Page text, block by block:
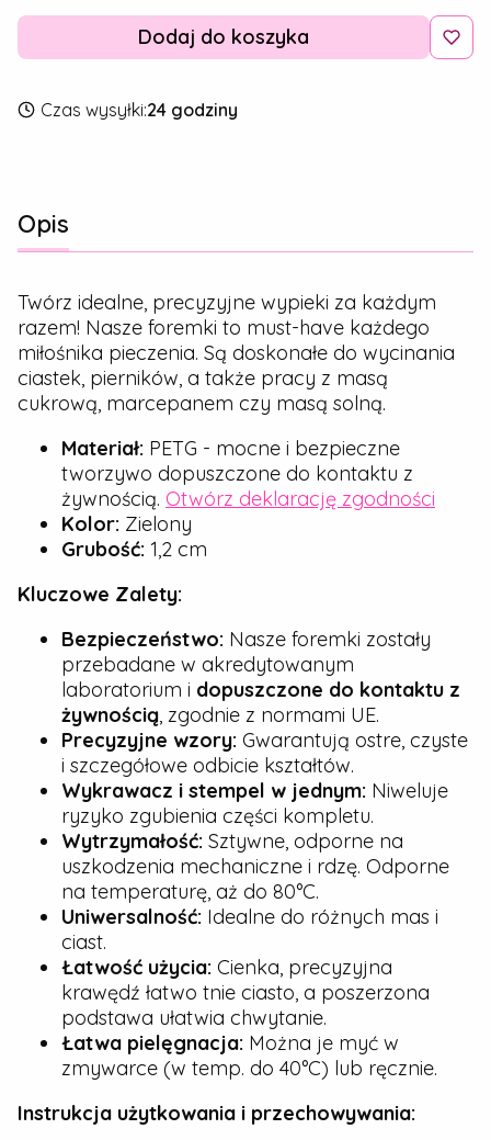
Dodaj do koszyka
Czas wysyłki:24 godziny
Opis
Twórz idealne, precyzyjne wypieki za każdym
razem! Nasze foremki to must-have każdego
miłośnika pieczenia. Są doskonałe do wycinania
ciastek, pierników, a także pracy z masą
cukrową, marcepanem czy masą solną.
Materiał: PETG - mocne i bezpieczne
tworzywo dopuszczone do kontaktu z
żywnością. Otwórz deklarację zgodności
Kolor: Zielony
Grubość: 1,2 cm
Kluczowe Zalety:
Bezpieczeństwo: Nasze foremki zostały
przebadane w akredytowanym
laboratorium i dopuszczone do kontaktu z
żywnością, zgodnie z normami UE.
Precyzyjne wzory: Gwarantują ostre, czyste
i szczegółowe odbicie kształtów.
Wykrawacz i stempel w jednym: Niweluje
ryzyko zgubienia części kompletu.
Wytrzymałość: Sztywne, odporne na
uszkodzenia mechaniczne i rdzę. Odporne
na temperaturę, aż do 80°C.
Uniwersalność: Idealne do różnych mas i
ciast.
Łatwość użycia: Cienka, precyzyjna
krawędź łatwo tnie ciasto, a poszerzona
podstawa ułatwia chwytanie.
Łatwa pielęgnacja: Można je myć w
zmywarce (w temp. do 40°C) lub ręcznie.
Instrukcja użytkowania i przechowywania: